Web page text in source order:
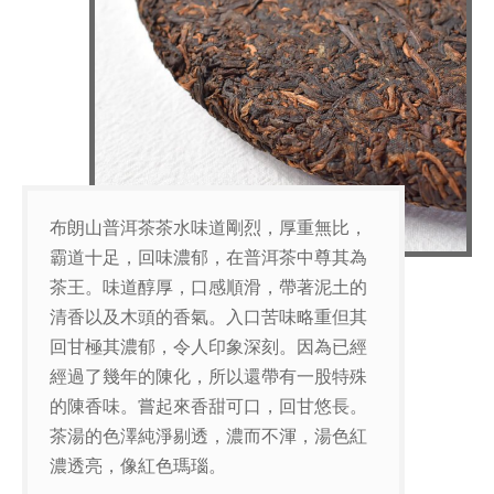
布朗山普洱茶茶水味道剛烈，厚重無比，
霸道十足，回味濃郁，在普洱茶中尊其為
茶王。味道醇厚，口感順滑，帶著泥土的
清香以及木頭的香氣。入口苦味略重但其
回甘極其濃郁，令人印象深刻。因為已經
經過了幾年的陳化，所以還帶有一股特殊
的陳香味。嘗起來香甜可口，回甘悠長。
茶湯的色澤純淨剔透，濃而不渾，湯色紅
濃透亮，像紅色瑪瑙。